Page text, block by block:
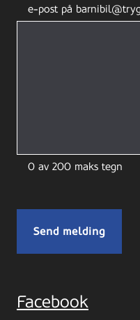
e-post på
0 av 200 maks tegn
Facebook